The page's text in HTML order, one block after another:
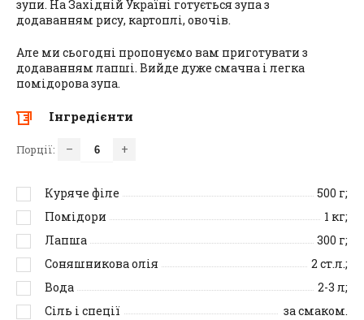
зупи. На Західній Україні готується зупа з
додаванням рису, картоплі, овочів.
Але ми сьогодні пропонуємо вам приготувати з
додаванням лапші. Вийде дуже смачна і легка
помідорова зупа.
Інгредієнти
Порції: – +
Куряче філе 500 г;
Помідори
1 кг;
Лапша
300 г;
Соняшникова олія
2 ст.л.;
Вода
2-3 л;
Сіль і спеції
за смаком.